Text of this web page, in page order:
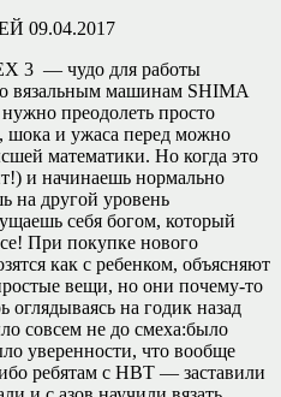
09.04.2017
3 — чудо для работы
вязальным машинам SHIMA
преодолеть просто
шока и ужаса перед можно
математики. Но когда это
и начинаешь нормально
на другой уровень
себя богом, который
При покупке нового
как с ребенком, объясняют
вещи, но они почему-то
оглядываясь на годик назад
совсем не до смеха:было
уверенности, что вообще
ребятам с НВТ — заставили